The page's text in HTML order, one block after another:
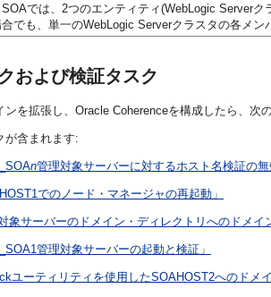
SOAでは、2つのエンティティ(WebLogic Server
でも、単一のWebLogic Serverクラスタの各メ
および検証タスク
ンを拡張し、Oracle Coherenceを構成したら、次
が含まれます:
n管理対象サーバーに対するホスト名検証の
でのノード・マネージャの再起動」
象サーバーのドメイン・ディレクトリへのドメイ
管理対象サーバーの起動と検証」
ユーティリティを使用したSOAHOST2へのドメ